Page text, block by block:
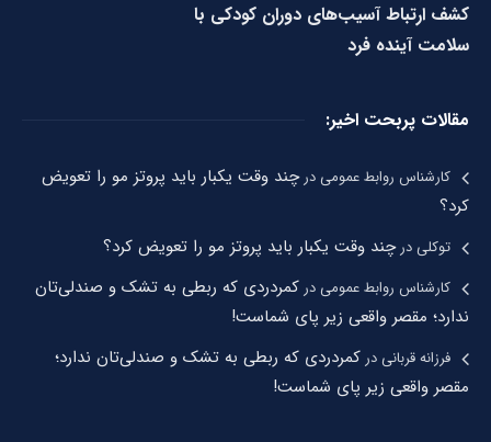
کشف ارتباط آسیب‌های دوران کودکی با
سلامت آینده فرد
مقالات پربحت اخیر:
کارشناس روابط عمومیدرچند وقت یکبار باید پروتز مو را تعویض
کرد؟
توکلیدرچند وقت یکبار باید پروتز مو را تعویض کرد؟
کارشناس روابط عمومیدر کمردردی که ربطی به تشک و صندلی‌تان
ندارد؛ مقصر واقعی زیر پای شماست!
فرزانه قربانیدر کمردردی که ربطی به تشک و صندلی‌تان ندارد؛
مقصر واقعی زیر پای شماست!